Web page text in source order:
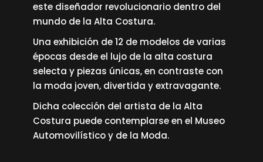
este diseñador revolucionario dentro del
mundo de la Alta Costura.
Una exhibición de 12 de modelos de varias
épocas desde el lujo de la alta costura
selecta y piezas únicas, en contraste con
la moda joven, divertida y extravagante.
Dicha colección del artista de la Alta
Costura puede contemplarse en el Museo
Automovilístico y de la Moda.